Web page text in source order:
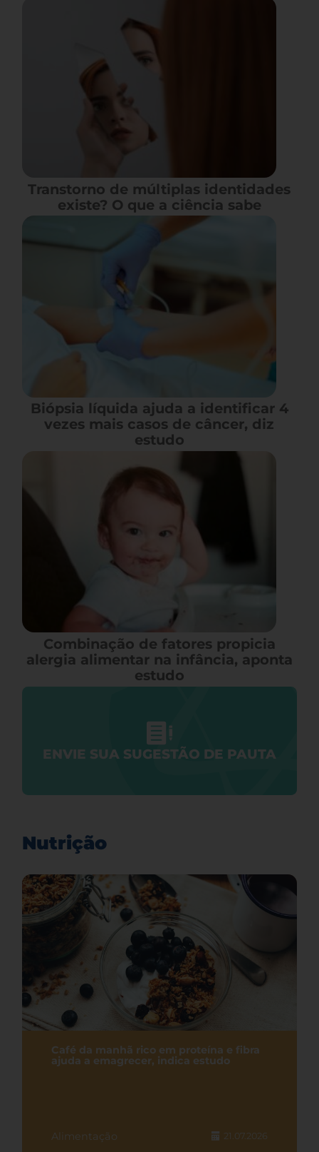
Transtorno de múltiplas identidades
existe? O que a ciência sabe
Biópsia líquida ajuda a identificar 4
vezes mais casos de câncer, diz
estudo
Combinação de fatores propicia
alergia alimentar na infância, aponta
estudo
ENVIE SUA SUGESTÃO DE PAUTA
Nutrição
Café da manhã rico em proteína e fibra
ajuda a emagrecer, indica estudo
Alimentação 21.07.2026